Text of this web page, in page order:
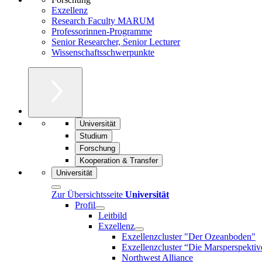
Exzellenz
Research Faculty MARUM
Professorinnen-Programme
Senior Researcher, Senior Lecturer
Wissenschaftsschwerpunkte
Universität
Studium
Forschung
Kooperation & Transfer
Universität
Zur Übersichtsseite Universität
Profil
Leitbild
Exzellenz
Exzellenzcluster "Der Ozeanboden"
Exzellenzcluster “Die
Northwest Alliance